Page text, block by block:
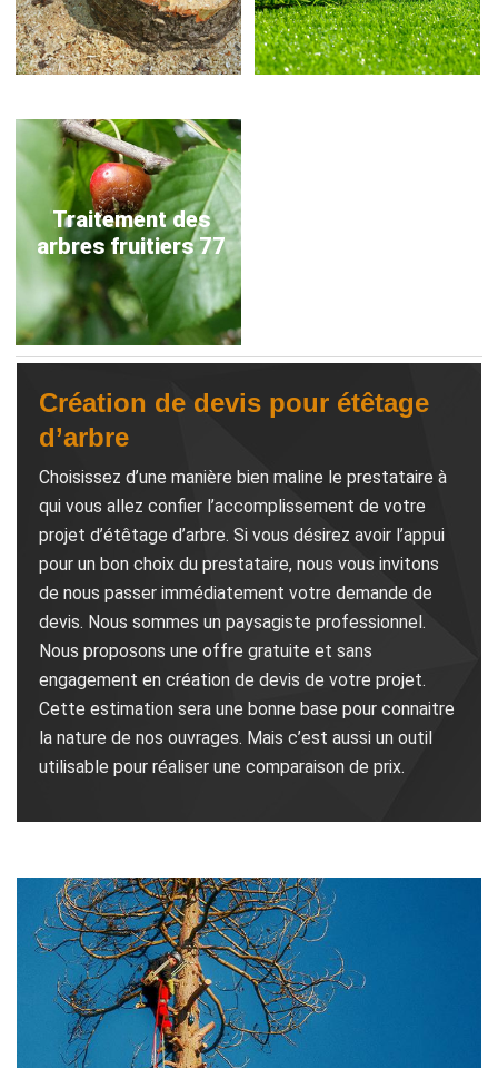
Traitement des
arbres fruitiers 77
Création de devis pour étêtage
d’arbre
Choisissez d’une manière bien maline le prestataire à
qui vous allez confier l’accomplissement de votre
projet d’étêtage d’arbre. Si vous désirez avoir l’appui
pour un bon choix du prestataire, nous vous invitons
de nous passer immédiatement votre demande de
devis. Nous sommes un paysagiste professionnel.
Nous proposons une offre gratuite et sans
engagement en création de devis de votre projet.
Cette estimation sera une bonne base pour connaitre
la nature de nos ouvrages. Mais c’est aussi un outil
utilisable pour réaliser une comparaison de prix.